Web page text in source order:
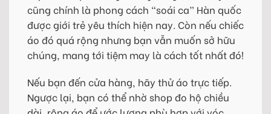
cũng chính là phong cách “soái ca” Hàn quốc
được giới trẻ yêu thích hiện nay. Còn nếu chiếc
áo đó quá rộng nhưng bạn vẫn muốn sở hữu
chúng, mang tới tiệm may là cách tốt nhất đó!
Nếu bạn đến cửa hàng, hãy thử áo trực tiếp.
Ngược lại, bạn có thể nhờ shop đo hộ chiều